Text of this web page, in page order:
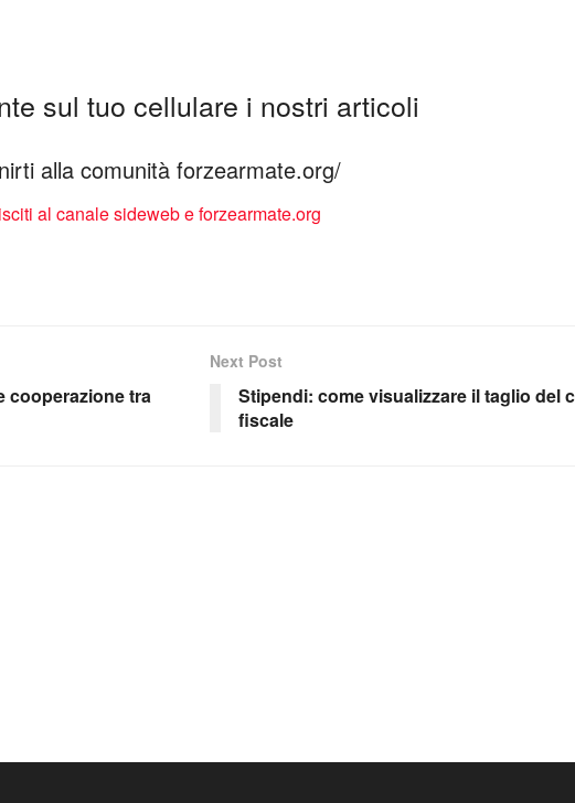
sul tuo cellulare i nostri articoli
alla comunità forzearmate.org/
cooperazione tra
Next Post
Stipendi: come visualizzare il taglio del
fiscale